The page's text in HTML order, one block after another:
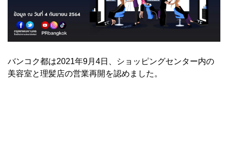
バンコク都は2021年9月4日、ショッピングセンター内の
美容室と理髪店の営業再開を認めました。